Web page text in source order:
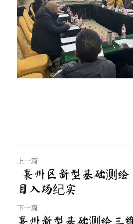
上一篇
襄州区新型基础测绘
目入场纪实
下一篇
襄州新型基础测绘三